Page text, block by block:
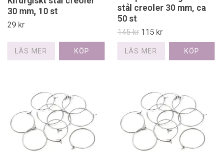
30 mm, 10 st
29 kr
LÄS MER
stål creoler 30 mm, ca
50 st
145 kr 115 kr
LÄS MER